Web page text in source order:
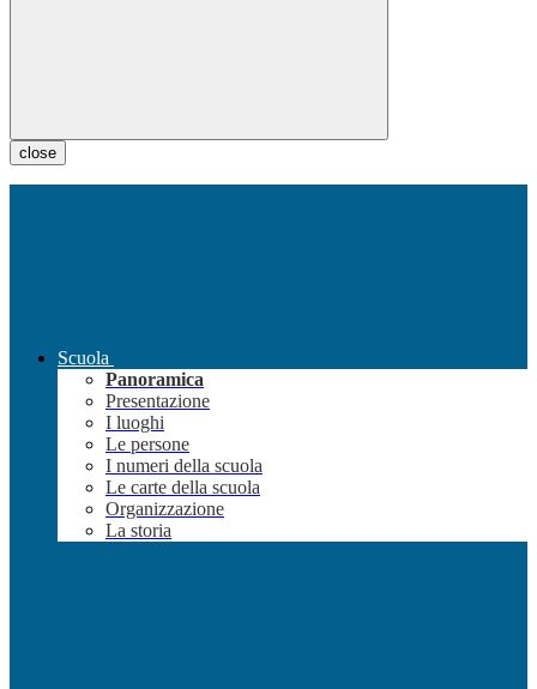
close
Scuola
Panoramica
Presentazione
I luoghi
Le persone
I numeri della scuola
Le carte della scuola
Organizzazione
La storia